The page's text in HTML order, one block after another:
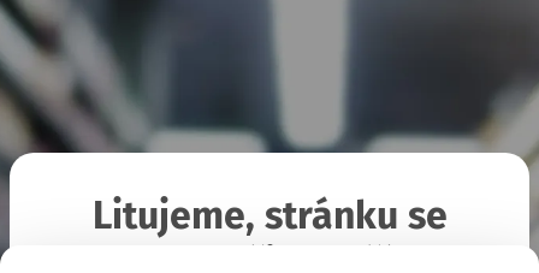
Litujeme, stránku se